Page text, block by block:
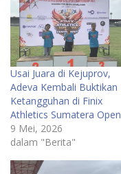
Usai Juara di Kejuprov,
Adeva Kembali Buktikan
Ketangguhan di Finix
Athletics Sumatera Open
9 Mei, 2026
dalam "Berita"